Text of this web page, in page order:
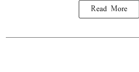
Read More